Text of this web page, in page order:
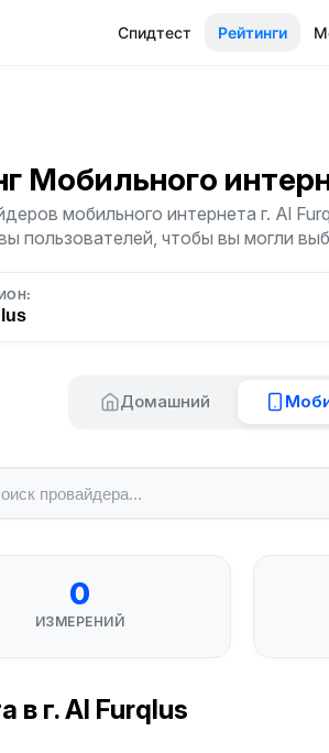
Спидтест Рейтинги
Мобильного
мобильного интернета г. Al
пользователей, чтобы вы могли
Домашний
0
ИЗМЕРЕНИЙ
в г. Al Furqlus